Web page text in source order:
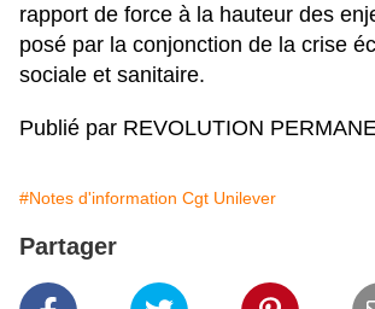
rapport de force à la hauteur des
posé par la conjonction de la crise
sociale et sanitaire.
Publié par REVOLUTION
#Notes d'information Cgt Unilever
Partager